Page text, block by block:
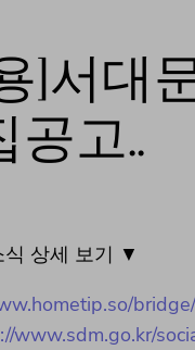
]서대
공고..
식 상세 보기 ▼
www.sdm.go.kr/